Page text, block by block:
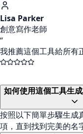
Lisa Parker
創意寫作老師
“
我推薦這個工具給所有
如何使用這個工具生
按照以下簡單步驟生成
項，直到找到完美的名